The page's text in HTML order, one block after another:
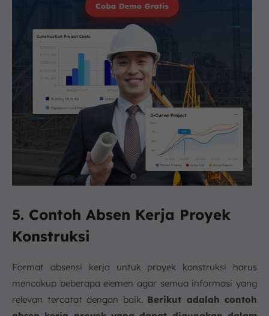
5. Contoh Absen Kerja Proyek
Konstruksi
Format absensi kerja untuk proyek konstruksi harus
mencakup beberapa elemen agar semua informasi yang
relevan tercatat dengan baik. Berikut adalah contoh